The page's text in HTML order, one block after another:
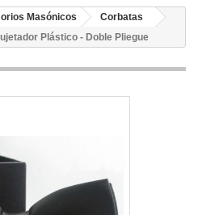
Masónicos
Corbatas
Plástico - Doble Pliegue